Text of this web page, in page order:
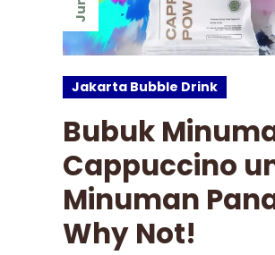
Jun
Jakarta Bubble Drink
Bubuk
Cappuccino
Minuman
Why Not!